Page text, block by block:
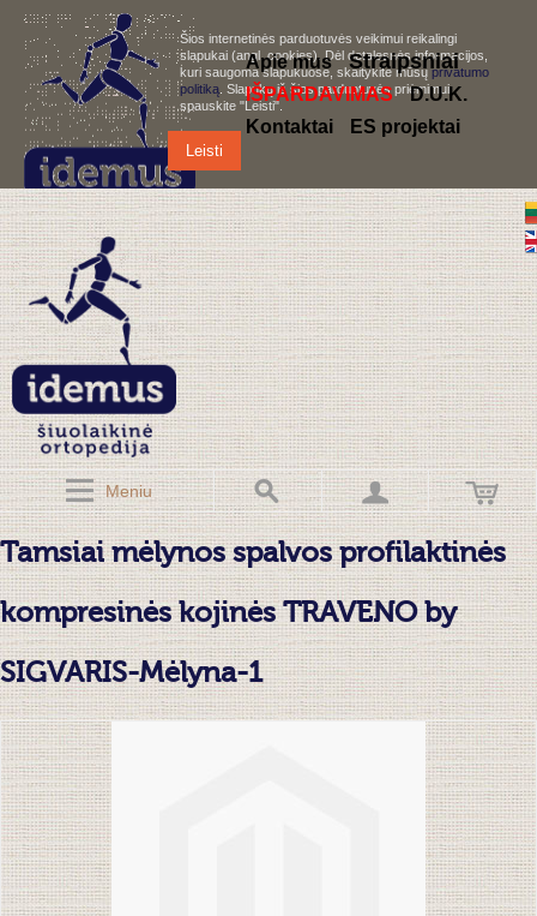
Šios internetinės parduotuvės veikimui reikalingi
slapukai (angl. cookies). Dėl detalesnės informacijos,
kuri saugoma slapukuose, skaitykite mūsųprivatumo
politiką . Slapukų iš šios parduotuvės priėmimui,
spauskite "Leisti".
Leisti
Meniu
Apie mus Straipsniai
IŠPARDAVIMAS
D.U.K.
Kontaktai
ES projektai
Tamsiai mėlynos spalvos profilaktinės
kompresinės kojinės TRAVENO by
SIGVARIS-Mėlyna-1